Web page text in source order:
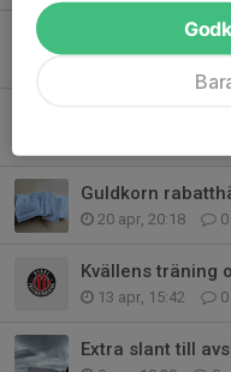
Guldkorn
20 apr, 20:18 0
Kvällens träning
13 apr, 15:42 0
Extra slant till